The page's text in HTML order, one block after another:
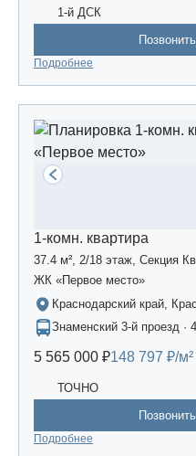
1-й ДСК
Подробнее
1-комн. квартира
37.4 м², 2/18 этаж, Секция
ЖК «Первое место»
Краснодарский край,
Знаменский 3-й проезд ·
5 565 000 ₽148 797 ₽/м²
ТОЧНО
Подробнее